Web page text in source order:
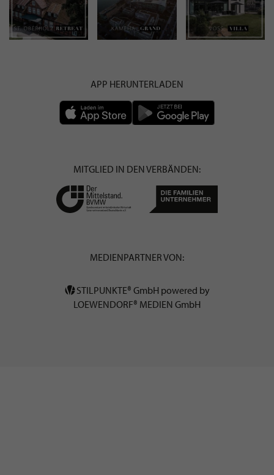
APP HERUNTERLADEN
MITGLIED IN DEN VERBÄNDEN:
MEDIENPARTNER VON:
STILPUNKTE® GmbH powered by
LOEWENDORF® MEDIEN GmbH